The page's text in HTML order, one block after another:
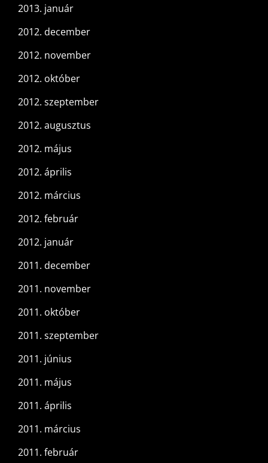
2013. január
2012. december
2012. november
2012. október
2012. szeptember
2012. augusztus
2012. május
2012. április
2012. március
2012. február
2012. január
2011. december
2011. november
2011. október
2011. szeptember
2011. június
2011. május
2011. április
2011. március
2011. február